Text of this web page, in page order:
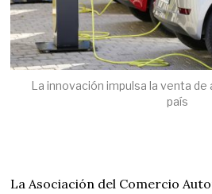
La innovación impulsa la venta
país
La Asociación del Comercio